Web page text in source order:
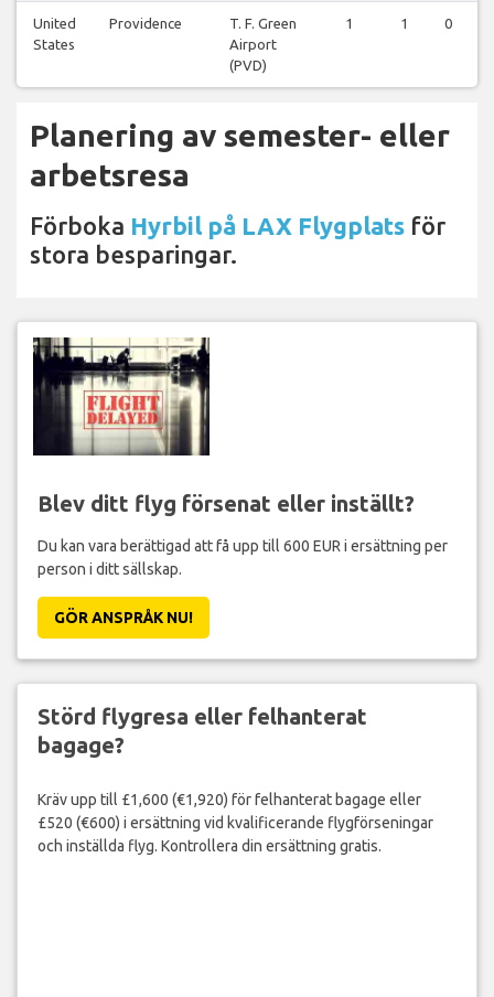
United
States
Providence
T. F. Green
Airport
(PVD)
1 1 0
Planering av semester- eller
arbetsresa
Förboka Hyrbil på LAX Flygplats för
stora besparingar.
Blev ditt flyg försenat eller inställt?
Du kan vara berättigad att få upp till 600 EUR i ersättning per
person i ditt sällskap.
GÖR ANSPRÅK NU!
Störd flygresa eller felhanterat
bagage?
Kräv upp till £1,600 (€1,920) för felhanterat bagage eller
£520 (€600) i ersättning vid kvalificerande flygförseningar
och inställda flyg. Kontrollera din ersättning gratis.